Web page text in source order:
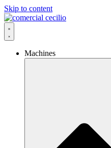
Skip to content
Machines